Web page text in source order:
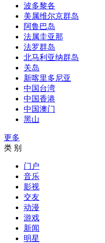
波多黎各
美属维尔京群岛
阿鲁巴岛
法属圭亚那
法罗群岛
北马利亚纳群岛
关岛
新喀里多尼亚
中国台湾
中国香港
中国澳门
黑山
更多
类 别
门户
音乐
影视
交友
动漫
游戏
新闻
明星